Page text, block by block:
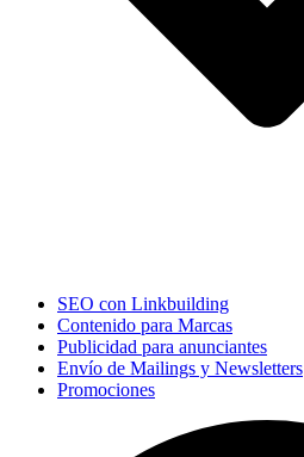
SEO con Linkbuilding
Contenido para Marcas
Publicidad para anunciantes
Envío de Mailings y Newsletters
Promociones